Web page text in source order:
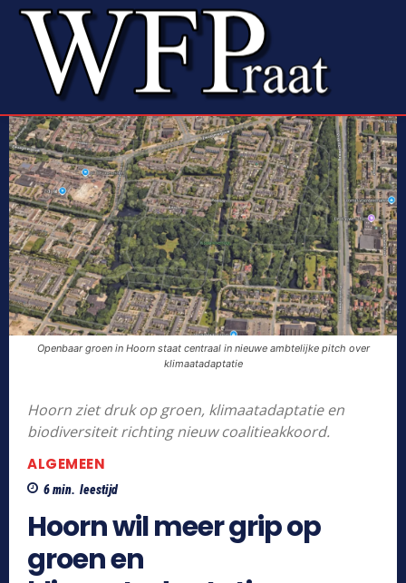
Openbaar groen in Hoorn staat centraal in nieuwe ambtelijke pitch over
klimaatadaptatie
Hoorn ziet druk op groen, klimaatadaptatie en
biodiversiteit richting nieuw coalitieakkoord.
ALGEMEEN
6min. leestijd
Hoorn wil meer grip op
groen en